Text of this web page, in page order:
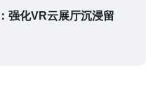
强化VR云展厅沉浸留